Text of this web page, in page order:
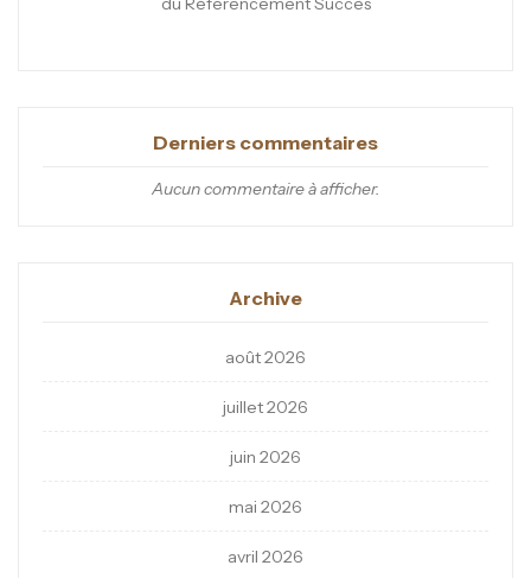
Derniers commentaires
Aucun commentaire à afficher.
Archive
août 2026
juillet 2026
juin 2026
mai 2026
avril 2026